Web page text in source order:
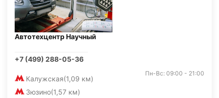
Автотехцентр Научный
+7 (499) 288-05-36
Калужская(1,09 км)
Зюзино(1,57 км)
Пн-Вс: 09:00 - 21:00